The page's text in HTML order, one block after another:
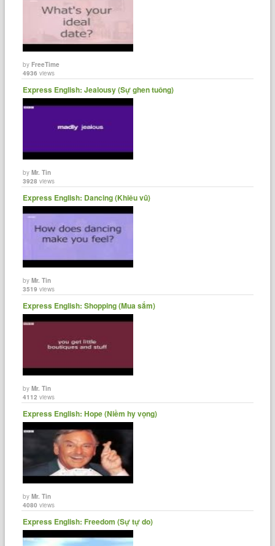
byFreeTime
4936 views
Express English: Jealousy (Sự ghen tuông)
byMr. Tin
3928 views
Express English: Dancing (Khiêu vũ)
byMr. Tin
3519 views
Express English: Shopping (Mua sắm)
byMr. Tin
4112 views
Express English: Hope (Niềm hy vọng)
byMr. Tin
4080 views
Express English: Freedom (Sự tự do)